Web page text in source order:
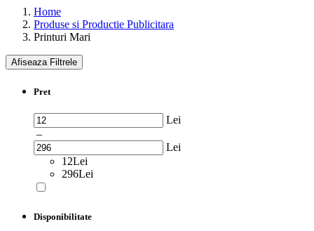
Home
Produse si Productie Publicitara
Printuri Mari
Afiseaza Filtrele
Pret
Lei
–
Lei
12Lei
296Lei
Disponibilitate